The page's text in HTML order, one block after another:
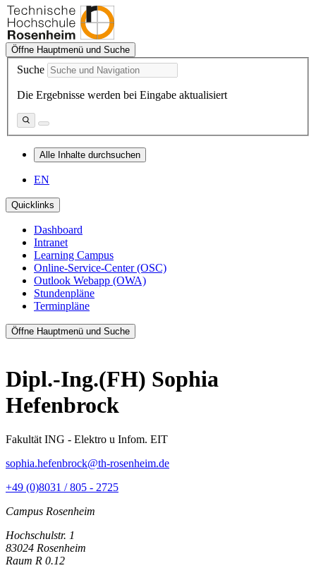
Öffne Hauptmenü und Suche
Suche
Die Ergebnisse werden bei Eingabe aktualisiert
Alle Inhalte durchsuchen
EN
Quicklinks
Dashboard
Intranet
Learning Campus
Online-Service-Center (OSC)
Outlook Webapp (OWA)
Stundenpläne
Terminpläne
Öffne Hauptmenü und Suche
Dipl.-Ing.(FH) Sophia
Hefenbrock
Fakultät ING - Elektro u Infom. EIT
sophia.hefenbrock@th-rosenheim.de
+49 (0)8031 / 805 - 2725
Campus Rosenheim
Hochschulstr. 1
83024 Rosenheim
Raum R 0.12